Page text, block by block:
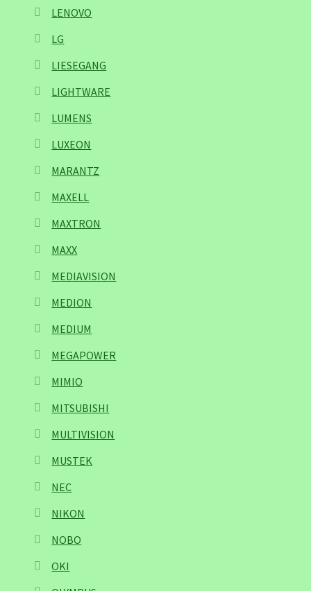
LENOVO
LG
LIESEGANG
LIGHTWARE
LUMENS
LUXEON
MARANTZ
MAXELL
MAXTRON
MAXX
MEDIAVISION
MEDION
MEDIUM
MEGAPOWER
MIMIO
MITSUBISHI
MULTIVISION
MUSTEK
NEC
NIKON
NOBO
OKI